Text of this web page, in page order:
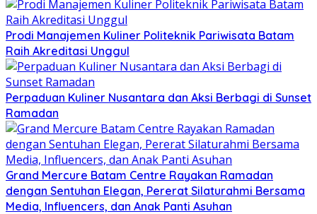
Prodi Manajemen Kuliner Politeknik Pariwisata Batam
Raih Akreditasi Unggul
Perpaduan Kuliner Nusantara dan Aksi Berbagi di Sunset
Ramadan
Grand Mercure Batam Centre Rayakan Ramadan
dengan Sentuhan Elegan, Pererat Silaturahmi Bersama
Media, Influencers, dan Anak Panti Asuhan